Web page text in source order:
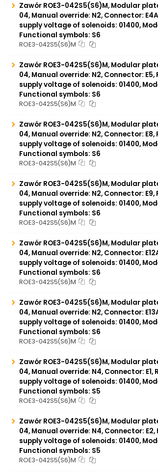
Zawór ROE3-042S5(S6)M, Modular
04, Manual override: N2, Connector:
supply voltage of solenoids: 01400,
Functional symbols: S6
ROE3-042S5(S6)M
Zawór ROE3-042S5(S6)M, Modular
04, Manual override: N2, Connector: E5,
supply voltage of solenoids: 01400,
Functional symbols: S6
ROE3-042S5(S6)M
Zawór ROE3-042S5(S6)M, Modular
04, Manual override: N2, Connector: E8,
supply voltage of solenoids: 01400,
Functional symbols: S6
ROE3-042S5(S6)M
Zawór ROE3-042S5(S6)M, Modular
04, Manual override: N2, Connector: E9,
supply voltage of solenoids: 01400,
Functional symbols: S6
ROE3-042S5(S6)M
Zawór ROE3-042S5(S6)M, Modular
04, Manual override: N2, Connector:
supply voltage of solenoids: 01400,
Functional symbols: S6
ROE3-042S5(S6)M
Zawór ROE3-042S5(S6)M, Modular
04, Manual override: N2, Connector:
supply voltage of solenoids: 01400,
Functional symbols: S6
ROE3-042S5(S6)M
Zawór ROE3-042S5(S6)M, Modular
04, Manual override: N4, Connector: E1,
supply voltage of solenoids: 01400,
Functional symbols: S5
ROE3-042S5(S6)M
Zawór ROE3-042S5(S6)M, Modular
04, Manual override: N4, Connector: E2,
supply voltage of solenoids: 01400,
Functional symbols: S5
ROE3-042S5(S6)M